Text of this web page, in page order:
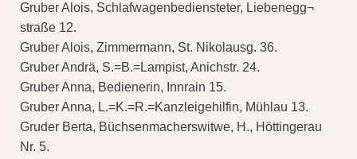
Gruber Alois, Schlafwagenbediensteter, Liebenegg¬
straße 12.
Gruber Alois, Zimmermann, St. Nikolausg. 36.
Gruber Andrä, S.=B.=Lampist, Anichstr. 24.
Gruber Anna, Bedienerin, Innrain 15.
Gruber Anna, L.=K.=R.=Kanzleigehilfin, Mühlau 13.
Gruder Berta, Büchsenmacherswitwe, H., Höttingerau
Nr. 5.